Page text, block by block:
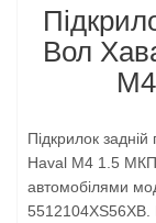
Вол
Підкрилок
Haval M4 1.5
автомобілями
5512104XS56XB.